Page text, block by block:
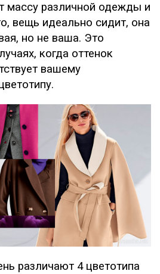
массу различной одежды и
вещь идеально сидит, она
но не ваша. Это
когда оттенок
вашему
различают 4 цветотипа